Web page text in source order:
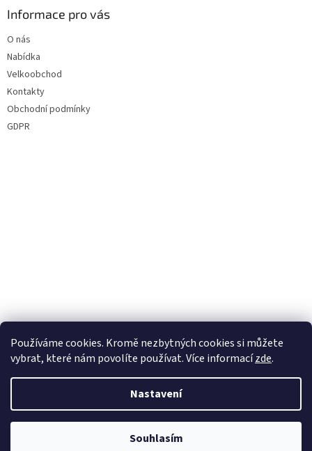
Používáme cookies. Kromě nezbytných cookies si můžete
vybrat, které nám povolíte používat. Více informacízde.
Nastavení
Souhlasím
Informace pro vás
O nás
Nabídka
Velkoobchod
Kontakty
Obchodní podmínky
GDPR
Vytvořil Shoptet
DřevěnéChaloupky.cz. Všechna práva vyhrazena.